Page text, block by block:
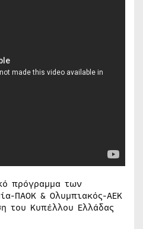
πρόγραμμα των
ΠΑΟΚ & Ολυμπιακός-ΑΕΚ
του Κυπέλλου Ελλάδας